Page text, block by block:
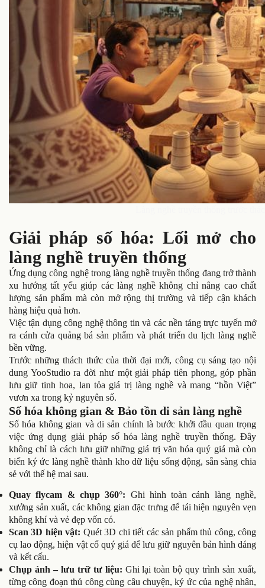
Giải pháp số hóa: Lối mở cho
làng nghề truyền thống
Ứng dụng công nghệ trong làng nghề truyền thống đang trở thành
xu hướng tất yếu giúp các làng nghề không chỉ nâng cao chất
lượng sản phẩm mà còn mở rộng thị trường và tiếp cận khách
hàng hiệu quả hơn.
Việc tận dụng công nghệ thông tin và các nền tảng trực tuyến mở
ra cánh cửa quảng bá sản phẩm và phát triển du lịch làng nghề
bền vững.
Trước những thách thức của thời đại mới, công cụ sáng tạo nội
dung YooStudio ra đời như một giải pháp tiên phong, góp phần
lưu giữ tinh hoa, lan tỏa giá trị làng nghề và mang “hồn Việt”
vươn xa trong kỷ nguyên số.
Số hóa không gian & Bảo tồn di sản làng nghề
Số hóa không gian và di sản chính là bước khởi đầu quan trọng
việc ứng dụng giải pháp số hóa làng nghề truyền thống. Đây
không chỉ là cách lưu giữ những giá trị văn hóa quý giá mà còn
biến ký ức làng nghề thành kho dữ liệu sống động, sẵn sàng chia
sẻ với thế hệ mai sau.
Quay flycam & chụp 360°: Ghi hình toàn cảnh làng nghề,
xưởng sản xuất, các không gian đặc trưng để tái hiện nguyên vẹn
không khí và vẻ đẹp vốn có.
Scan 3D hiện vật: Quét 3D chi tiết các sản phẩm thủ công, công
cụ lao động, hiện vật cổ quý giá để lưu giữ nguyên bản hình dáng
và kết cấu.
Chụp ảnh – lưu trữ tư liệu: Ghi lại toàn bộ quy trình sản xuất,
từng công đoạn thủ công cùng câu chuyện, ký ức của nghệ nhân,